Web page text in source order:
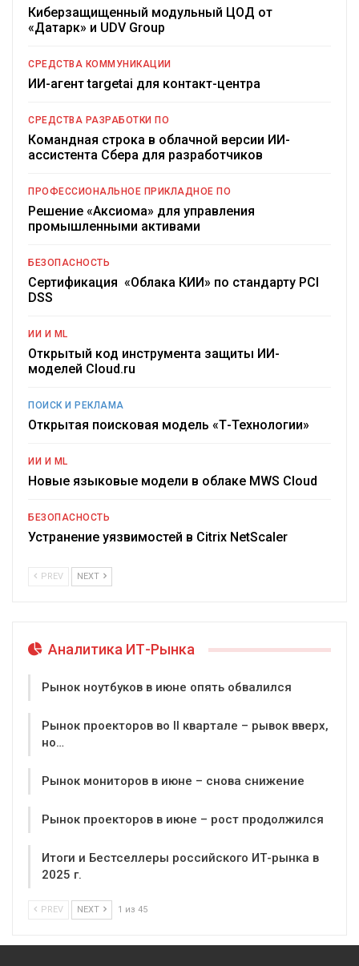
Киберзащищенный модульный ЦОД от
«Датарк» и UDV Group
СРЕДСТВА КОММУНИКАЦИИ
ИИ-агент targetai для контакт-центра
СРЕДСТВА РАЗРАБОТКИ ПО
Командная строка в облачной версии ИИ-
ассистента Сбера для разработчиков
ПРОФЕССИОНАЛЬНОЕ ПРИКЛАДНОЕ ПО
Решение «Аксиома» для управления
промышленными активами
БЕЗОПАСНОСТЬ
Сертификация «Облака КИИ» по стандарту PCI
DSS
ИИ И ML
Открытый код инструмента защиты ИИ-
моделей Cloud.ru
ПОИСК И РЕКЛАМА
Открытая поисковая модель «Т-Технологии»
ИИ И ML
Новые языковые модели в облаке MWS Cloud
БЕЗОПАСНОСТЬ
Устранение уязвимостей в Citrix NetScaler
PREV NEXT
Аналитика ИТ-Рынка
Рынок ноутбуков в июне опять обвалился
Рынок проекторов во II квартале – рывок вверх,
но…
Рынок мониторов в июне – снова снижение
Рынок проекторов в июне – рост продолжился
Итоги и Бестселлеры российского ИТ-рынка в
2025 г.
PREV NEXT 1 из 45